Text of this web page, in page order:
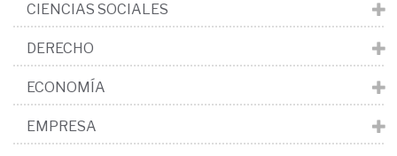
CIENCIAS SOCIALES
DERECHO
ECONOMÍA
EMPRESA